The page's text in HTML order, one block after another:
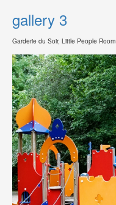
gallery 3
Garderie du Soir, Little People Room